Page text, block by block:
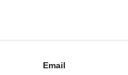
Email